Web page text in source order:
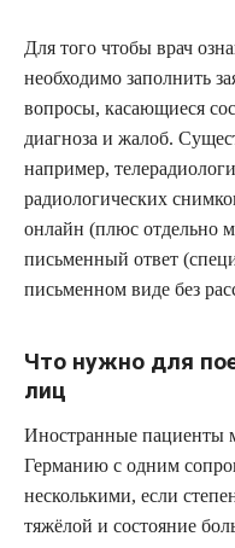
Для того чтобы врач
необходимо заполнить
вопросы, касающиеся
диагноза и жалоб.
например,
радиологических
онлайн (плюс отдельно
письменный ответ
письменном виде без
Что нужно для
лиц
Иностранные пациенты
Германию с одним
несколькими, если
тяжёлой и состояние